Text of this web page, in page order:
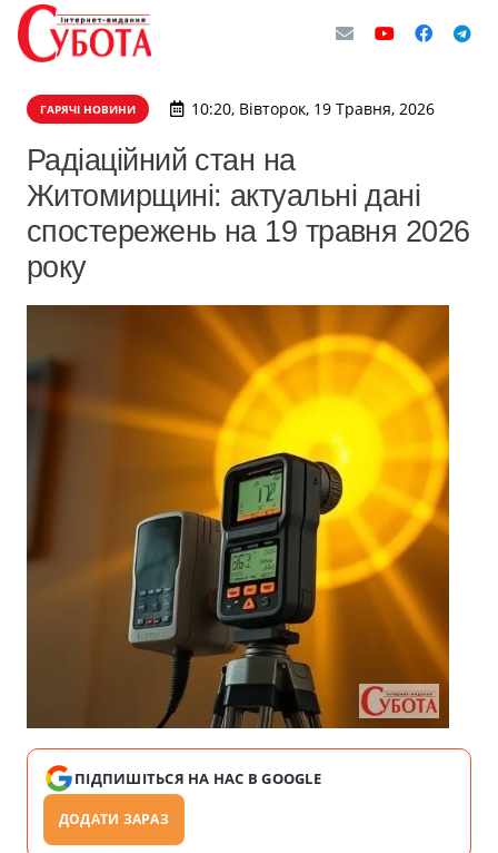
ГАРЯЧІ НОВИНИ 10:20, Вівторок, 19 Травня, 2026
Радіаційний стан на
Житомирщині: актуальні дані
спостережень на 19 травня 2026
року
ПІДПИШІТЬСЯ НА НАС В GOOGLE
ДОДАТИ ЗАРАЗ